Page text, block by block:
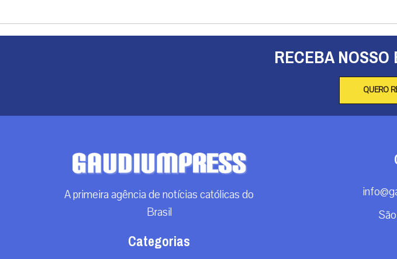
RECEBA
QUERO
A primeira agência de notícias católicas do
Brasil
Categorias